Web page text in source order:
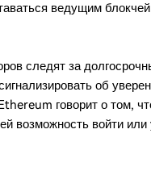
ведущим
следят за
об
говорит о том,
возможность войти